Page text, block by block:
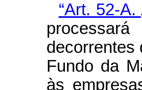
“Art. 52-A.
decorrentes
Fundo da
às